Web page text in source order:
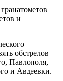
и
обстрелов
Павлополя,
и Авдеевки.